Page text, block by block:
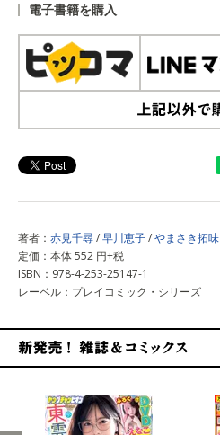
電子書籍を購入
著者： 赤見千尋/早川恵子/やまさき拓味
定価：本体 552 円+税
ISBN：978-4-253-25147-1
レーベル：プレイコミック・シリーズ